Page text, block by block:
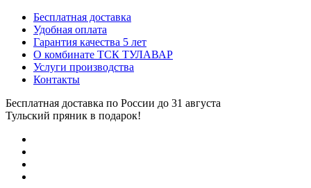
Бесплатная доставка
Удобная оплата
Гарантия качества 5 лет
О комбинате ТСК ТУЛАВАР
Услуги производства
Контакты
Бесплатная доставка по России до 31 августа
Тульский пряник в подарок!